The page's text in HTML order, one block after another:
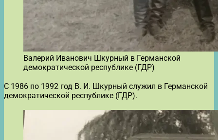
Валерий Иванович Шкурный в Германской
демократической республике (ГДР)
С 1986 по 1992 год В. И. Шкурный служил в Германской
демократической республике (ГДР).